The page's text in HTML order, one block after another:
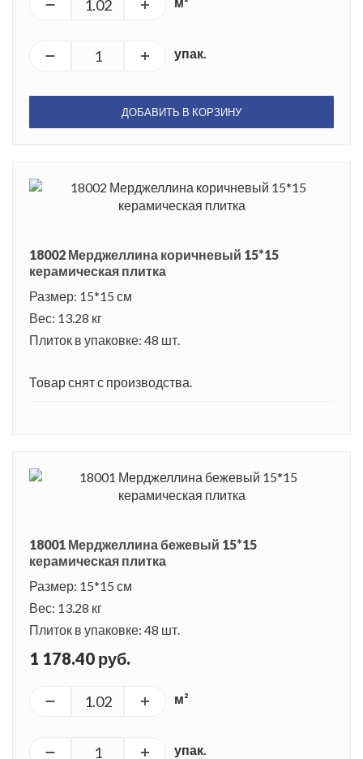
упак.
ДОБАВИТЬ В КОРЗИНУ
18002 Мерджеллина коричневый 15*15
керамическая плитка
Размер: 15*15 см
Вес: 13.28 кг
Плиток в упаковке: 48 шт.
Товар снят с производства.
18001 Мерджеллина бежевый 15*15
керамическая плитка
Размер: 15*15 см
Вес: 13.28 кг
Плиток в упаковке: 48 шт.
1 178.40 руб.
м²
упак.